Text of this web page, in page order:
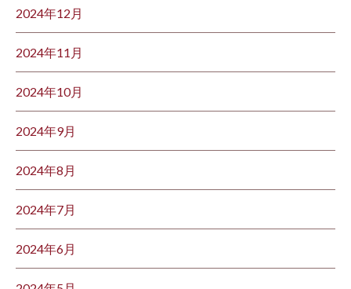
2024年12月
2024年11月
2024年10月
2024年9月
2024年8月
2024年7月
2024年6月